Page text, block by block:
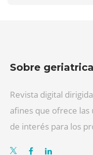
Sobre
Revista digital
afines que ofrece
de interés para los